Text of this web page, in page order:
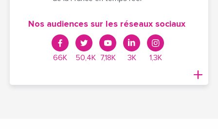
Nos audiences sur les réseaux sociaux
66K 50,4K 7,18K 3K 1,3K